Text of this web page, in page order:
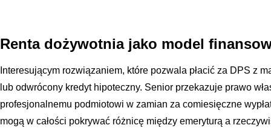
Renta dożywotnia jako model
Interesującym rozwiązaniem, które pozwala płacić za DPS z
lub odwrócony kredyt hipoteczny. Senior przekazuje prawo
profesjonalnemu podmiotowi w zamian za comiesięczne
mogą w całości pokrywać różnicę między emeryturą a